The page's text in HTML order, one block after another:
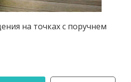
на точках с поручнем